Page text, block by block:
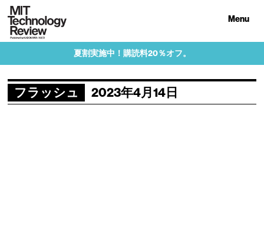
Menu
夏割実施中！購読料20％オフ。
フラッシュ 2023年4月14日